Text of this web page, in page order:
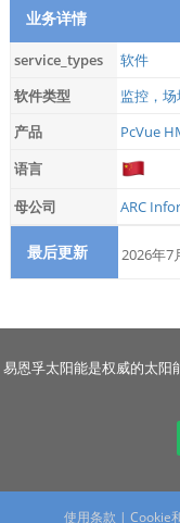
业务详情
service_types
软件
软件类型
监控，
产品
PcVue
语言
母公司
ARC
最后更新 2026年7
易恩孚太阳能是权威的太阳
使用条款 | Cookie